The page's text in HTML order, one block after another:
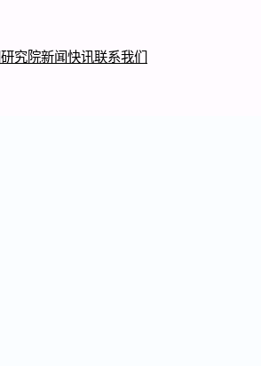
研究院新闻快讯联系我们